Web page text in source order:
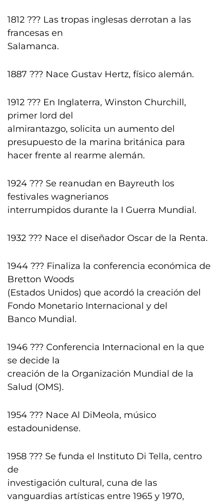
1812 ??? Las tropas inglesas derrotan a las
francesas en
Salamanca.
1887 ??? Nace Gustav Hertz, físico alemán.
1912 ??? En Inglaterra, Winston Churchill,
primer lord del
almirantazgo, solicita un aumento del
presupuesto de la marina británica para
hacer frente al rearme alemán.
1924 ??? Se reanudan en Bayreuth los
festivales wagnerianos
interrumpidos durante la I Guerra Mundial.
1932 ??? Nace el diseñador Oscar de la Renta.
1944 ??? Finaliza la conferencia económica de
Bretton Woods
(Estados Unidos) que acordó la creación del
Fondo Monetario Internacional y del
Banco Mundial.
1946 ??? Conferencia Internacional en la que
se decide la
creación de la Organización Mundial de la
Salud (OMS).
1954 ??? Nace Al DiMeola, músico
estadounidense.
1958 ??? Se funda el Instituto Di Tella, centro
de
investigación cultural, cuna de las
vanguardias artísticas entre 1965 y 1970,